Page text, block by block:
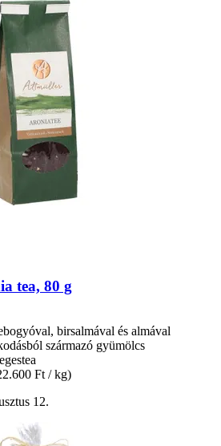
tea, 80 g
birsalmával és almával
származó gyümölcs
Ft / kg)
12.